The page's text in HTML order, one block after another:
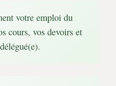
votre emploi du
cours, vos devoirs et